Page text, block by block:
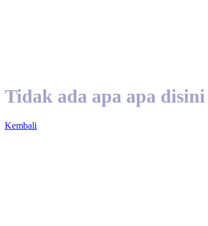
Tidak ada apa apa disini
Kembali